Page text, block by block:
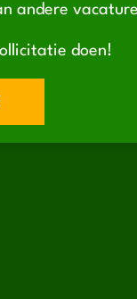
andere
doen!